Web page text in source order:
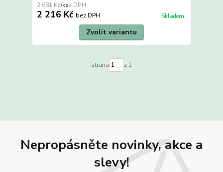
2 681 Kč/ks
2 216 Kč bez DPH Skladem
Zvolit variantu
strana z 1
Nepropásněte novinky, akce a
slevy!